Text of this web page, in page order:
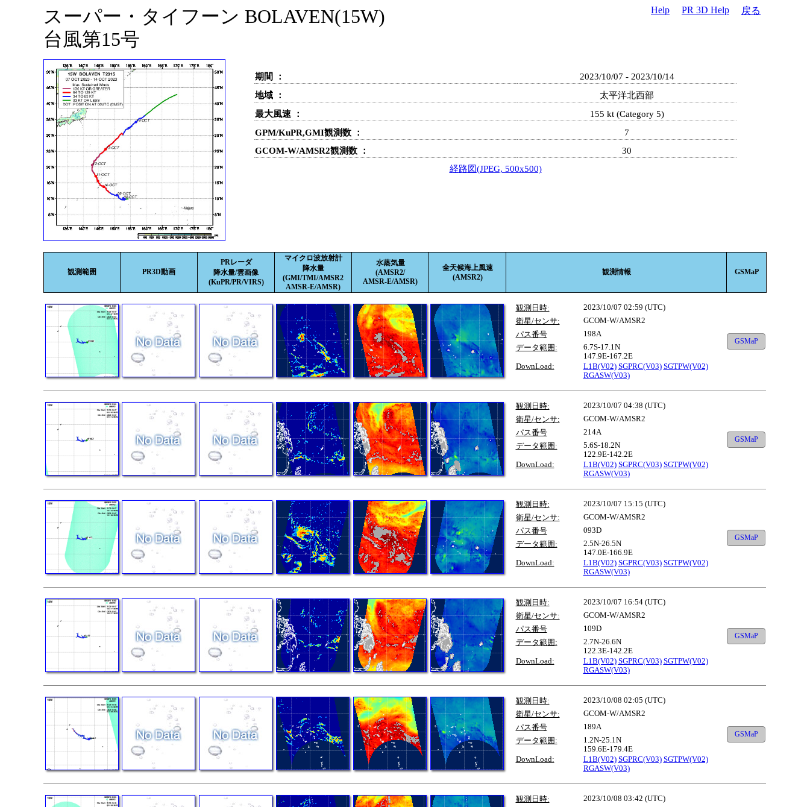
スーパー・タイフーン BOLAVEN(15W)
台風第15号
Help PR 3D Help 戻る
期間 ：
2023/10/07 - 2023/10/14
地域 ：
太平洋北西部
最大風速 ：
155 kt (Category 5)
GPM/KuPR,GMI観測数 ：
7
GCOM-W/AMSR2観測数 ：
30
経路図(JPEG, 500x500)
観測範囲 PR3D動画
PRレーダ
降水量/雲画像
(KuPR/PR/VIRS)
マイクロ波放射計
降水量
(GMI/TMI/AMSR2
AMSR-E/AMSR)
水蒸気量
(AMSR2/
AMSR-E/AMSR)
全天候海上風速
(AMSR2)
観測情報 GSMaP
観測日時:
2023/10/07 02:59 (UTC)
衛星/センサ:
GCOM-W/AMSR2
パス番号
198A
データ範囲:
6.7S-17.1N
147.9E-167.2E
DownLoad:
L1B(V02) SGPRC(V03) SGTPW(V02)
RGASW(V03)
GSMaP
観測日時:
2023/10/07 04:38 (UTC)
衛星/センサ:
GCOM-W/AMSR2
パス番号
214A
データ範囲:
5.6S-18.2N
122.9E-142.2E
DownLoad:
L1B(V02) SGPRC(V03) SGTPW(V02)
RGASW(V03)
GSMaP
観測日時:
2023/10/07 15:15 (UTC)
衛星/センサ:
GCOM-W/AMSR2
パス番号
093D
データ範囲:
2.5N-26.5N
147.0E-166.9E
DownLoad:
L1B(V02) SGPRC(V03) SGTPW(V02)
RGASW(V03)
GSMaP
観測日時:
2023/10/07 16:54 (UTC)
衛星/センサ:
GCOM-W/AMSR2
パス番号
109D
データ範囲:
2.7N-26.6N
122.3E-142.2E
DownLoad:
L1B(V02) SGPRC(V03) SGTPW(V02)
RGASW(V03)
GSMaP
観測日時:
2023/10/08 02:05 (UTC)
衛星/センサ:
GCOM-W/AMSR2
パス番号
189A
データ範囲:
1.2N-25.1N
159.6E-179.4E
DownLoad:
L1B(V02) SGPRC(V03) SGTPW(V02)
RGASW(V03)
GSMaP
観測日時:
2023/10/08 03:42 (UTC)